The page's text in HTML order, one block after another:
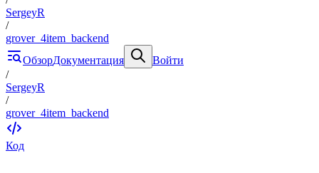
SergeyR
/
grover_4item_backend
ОбзорДокументация
Войти
/
SergeyR
/
grover_4item_backend
Код